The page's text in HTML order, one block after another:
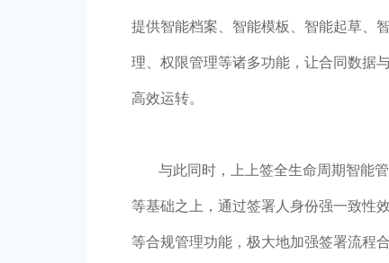
提供智能档案、智能模板、智能起草、
理、权限管理等诸多功能，让合同数据
高效运转。
与此同时，上上签全生命周期智能管
等基础之上，通过签署人身份强一致性
等合规管理功能，极大地加强签署流程